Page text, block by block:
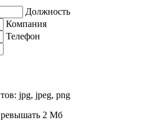
Должность
Компания
Телефон
jpg, jpeg, png
2 Мб